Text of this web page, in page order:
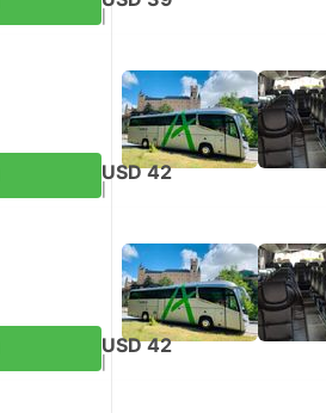
USD 42
USD 42